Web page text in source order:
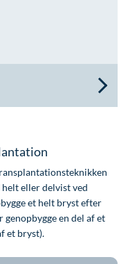
eller delvist ved
et helt bryst efter
en del af et
et bryst).